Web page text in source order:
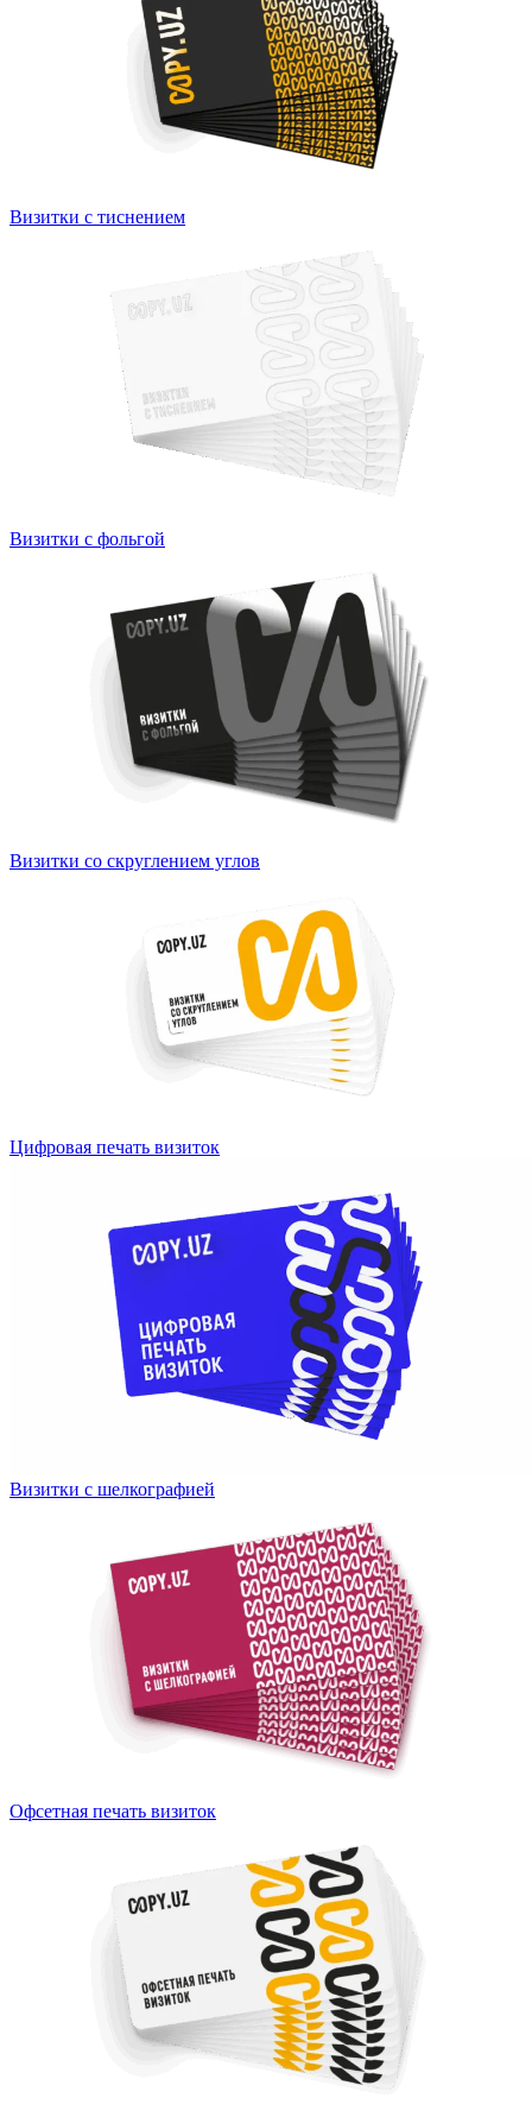
Визитки с тиснением
Визитки с фольгой
Визитки со скруглением углов
Цифровая печать визиток
Визитки с шелкографией
Офсетная печать визиток